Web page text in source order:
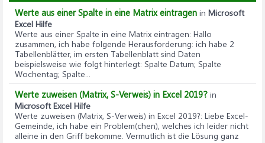
Werte aus einer Spalte in eine Matrix eintragen in Microsoft
Excel Hilfe
Werte aus einer Spalte in eine Matrix eintragen: Hallo
zusammen, ich habe folgende Herausforderung: ich habe 2
Tabellenblätter, im ersten Tabellenblatt sind Daten
beispielsweise wie folgt hinterlegt: Spalte Datum; Spalte
Wochentag; Spalte...
Werte zuweisen (Matrix, S-Verweis) in Excel 2019? in
Microsoft Excel Hilfe
Werte zuweisen (Matrix, S-Verweis) in Excel 2019?: Liebe Excel-
Gemeinde, ich habe ein Problem(chen), welches ich leider nicht
alleine in den Griff bekomme. Vermutlich ist die Lösung ganz